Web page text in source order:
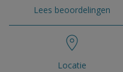
Lees beoordelingen
Locatie